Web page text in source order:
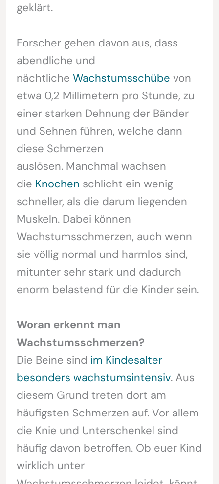
geklärt.
Forscher gehen davon aus, dass
abendliche und
nächtliche Wachstumsschübe von
etwa 0,2 Millimetern pro Stunde, zu
einer starken Dehnung der Bänder
und Sehnen führen, welche dann
diese Schmerzen
auslösen. Manchmal wachsen
die Knochen schlicht ein wenig
schneller, als die darum liegenden
Muskeln. Dabei können
Wachstumsschmerzen, auch wenn
sie völlig normal und harmlos sind,
mitunter sehr stark und dadurch
enorm belastend für die Kinder sein.
Woran erkennt man
Wachstumsschmerzen?
Die Beine sind im Kindesalter
besonders wachstumsintensiv. Aus
diesem Grund treten dort am
häufigsten Schmerzen auf. Vor allem
die Knie und Unterschenkel sind
häufig davon betroffen. Ob euer Kind
wirklich unter